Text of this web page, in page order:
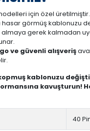
için özel üretilmiştir.
hasar görmüş kablonuzu
gerek kalmadan
ve güvenli alışveriş
kablonuzu
kavuşturun!
40